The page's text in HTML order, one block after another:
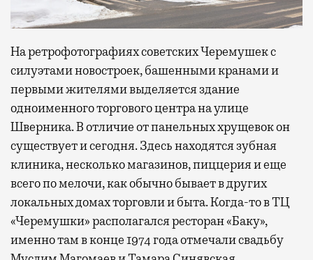
На ретрофотографиях советских Черемушек с
силуэтами новостроек, башенными кранами и
первыми жителями выделяется здание
одноименного торгового центра на улице
Шверника. В отличие от панельных хрущевок он
существует и сегодня. Здесь находятся зубная
клиника, несколько магазинов, пиццерия и еще
всего по мелочи, как обычно бывает в других
локальных домах торговли и быта. Когда-то в ТЦ
«Черемушки» располагался ресторан «Баку»,
именно там в конце 1974 года отмечали свадьбу